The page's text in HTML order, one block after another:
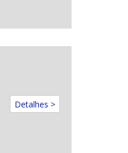
Detalhes >